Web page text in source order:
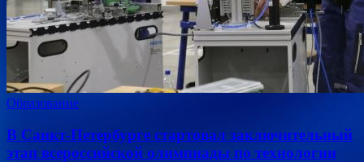
Образование
В Санкт-Петербурге стартовал заключительный
этап всероссийской олимпиады по технологии